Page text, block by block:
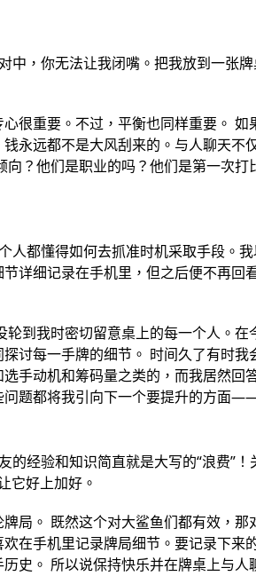
中，你无法让我闭嘴。把我放到一张
很重要。不过，平衡也同样重要。 如
永远都不是大风刮来的。与人聊天不
？他们是职业的吗？他们是第一次打
都懂得如何去抓准时机采取手段。
详细记录在手机里，但之后便不再回
到我时密切留意桌上的每一个人。在
讨每一手牌的细节。 时间久了有时我
手动机和筹码量之类的，而我居然回
问题都将我引向下一个要提升的方面
经验和知识简直就是大写的“浪费”
它好上加好。
局。 既然这个对大鲨鱼们都有效，那
在手机里记录牌局细节。要记录下来
史。 所以说保持快乐并在牌桌上与人